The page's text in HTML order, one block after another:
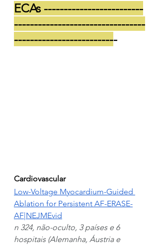
ECAs -------------------------
---------------------------------
--------------------------
Cardiovascular
Low-Voltage Myocardium-Guided
Ablation for Persistent AF-ERASE-
AF|NEJMEvid
n 324, não-oculto, 3 países e 6
hospitais (Alemanha, Áustria e